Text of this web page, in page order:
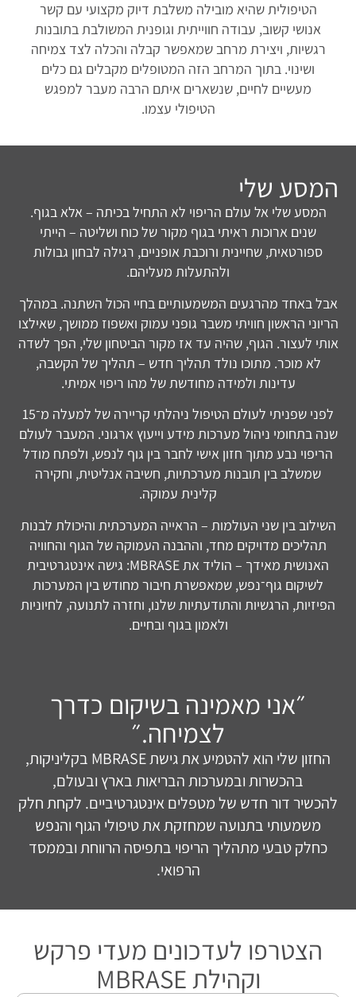
הטיפולית שהיא מובילה משלבת דיוק מקצועי עם קשר
אנושי קשוב, עבודה חווייתית וגופנית המשולבת בתובנות
רגשיות, ויצירת מרחב שמאפשר קבלה והכלה לצד צמיחה
ושינוי. בתוך המרחב הזה המטופלים מקבלים גם כלים
מעשיים לחיים, שנשארים איתם הרבה מעבר למפגש
הטיפולי עצמו.
המסע שלי
המסע שלי אל עולם הריפוי לא התחיל בכיתה – אלא בגוף.
שנים ארוכות ראיתי בגוף מקור של כוח ושליטה – הייתי
ספורטאית, שחיינית ורוכבת אופניים, רגילה לבחון גבולות
ולהתעלות מעליהם.
אבל באחד מהרגעים המשמעותיים בחיי הכול השתנה. במהלך
הריוני הראשון חוויתי משבר גופני עמוק ואשפוז ממושך, שאילצו
אותי לעצור. הגוף, שהיה עד אז מקור הביטחון שלי, הפך לשדה
לא מוכר. מתוכו נולד תהליך חדש – תהליך של הקשבה,
עדינות ולמידה מחודשת של מהו ריפוי אמיתי.
לפני שפניתי לעולם הטיפול ניהלתי קריירה של למעלה מ־15
שנה בתחומי ניהול מערכות מידע וייעוץ ארגוני. המעבר לעולם
הריפוי נבע מתוך חזון אישי לחבר בין גוף לנפש, ולפתח מודל
שמשלב בין תובנות מערכתיות, חשיבה אנליטית, וחקירה
קלינית עמוקה.
השילוב בין שני העולמות – הראייה המערכתית והיכולת לבנות
תהליכים מדויקים מחד, וההבנה העמוקה של הגוף והחוויה
האנושית מאידך – הוליד את MBRASE: גישה אינטגרטיבית
לשיקום גוף־נפש, שמאפשרת חיבור מחודש בין המערכות
הפיזיות, הרגשיות והתודעתיות שלנו, וחזרה לתנועה, לחיוניות
ולאמון בגוף ובחיים.
״אני מאמינה בשיקום כדרך
לצמיחה.״
החזון שלי הוא להטמיע את גישת MBRASE בקליניקות,
בהכשרות ובמערכות הבריאות בארץ ובעולם,
להכשיר דור חדש של מטפלים אינטגרטיביים. לקחת חלק
משמעותי בתנועה שמחזקת את טיפולי הגוף והנפש
כחלק טבעי מתהליך הריפוי בתפיסה הרווחת ובממסד
הרפואי.
הצטרפו לעדכונים מעדי פרקש
וקהילת MBRASE